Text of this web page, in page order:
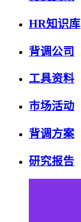
HR知识库
背调公司
工具资料
市场活动
背调方案
研究报告